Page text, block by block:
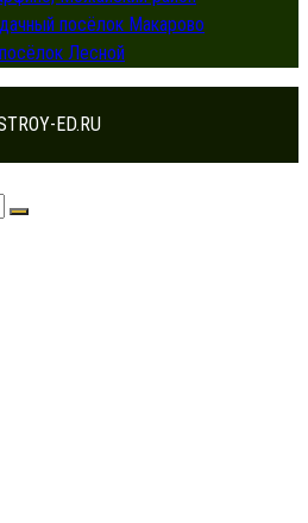
посёлок Макарово
Лесной
ED.RU